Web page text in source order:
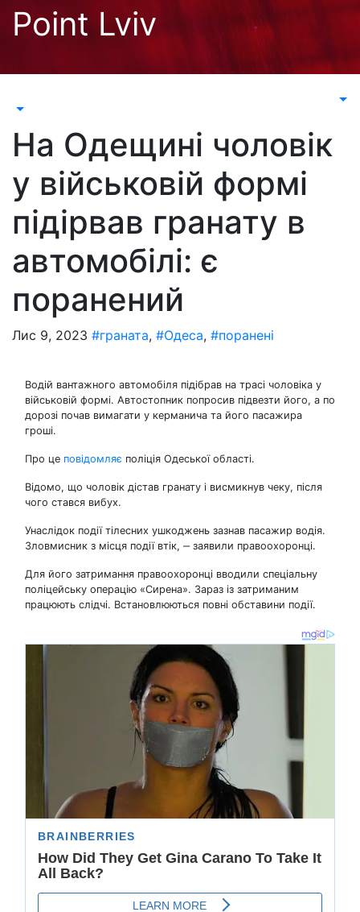
Перейти
Point Lviv
На Одещині чоловік
у військовій формі
підірвав гранату в
автомобілі: є
поранений
Лис 9, 2023 #граната, #Одеса, #поранені
Водій вантажного автомобіля підібрав на трасі чоловіка у
військовій формі. Автостопник попросив підвезти його, а по
дорозі почав вимагати у керманича та його пасажира
гроші.
Про це повідомляє поліція Одеської області.
Відомо, що чоловік дістав гранату і висмикнув чеку, після
чого стався вибух.
Унаслідок події тілесних ушкоджень зазнав пасажир водія.
Зловмисник з місця події втік, ‒ заявили правоохоронці.
Для його затримання правоохоронці вводили спеціальну
поліцейську операцію «Сирена». Зараз із затриманим
працюють слідчі. Встановлюються повні обставини події.